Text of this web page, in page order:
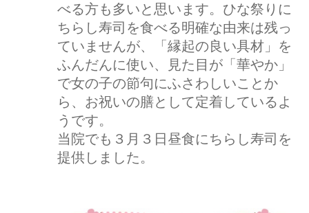
べる方も多いと思います。ひな祭りに
ちらし寿司を食べる明確な由来は残っ
ていませんが、「縁起の良い具材」を
ふんだんに使い、見た目が「華やか」
で女の子の節句にふさわしいことか
ら、お祝いの膳として定着しているよ
うです。
当院でも３月３日昼食にちらし寿司を
提供しました。